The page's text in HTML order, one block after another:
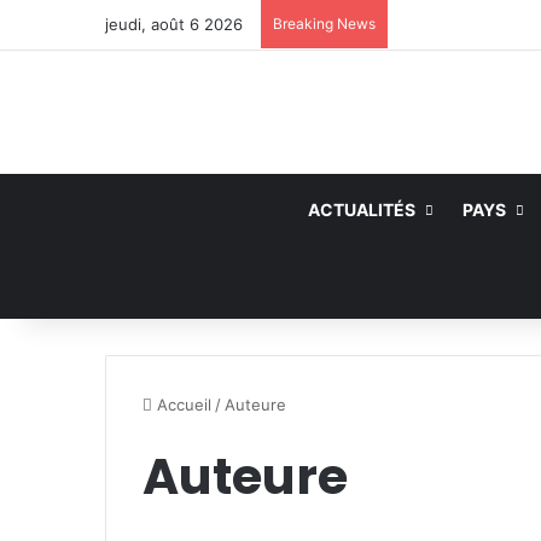
jeudi, août 6 2026 Breaking News
ACTUALITÉS PAYS
Accueil / Auteure
Auteure